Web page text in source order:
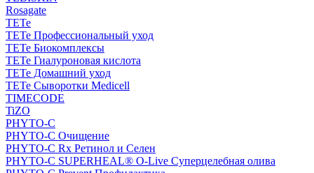
Rosagate
TETe
TETe Профессиональный уход
TETe Биокомплексы
TETe Гиалуроновая кислота
TETe Домашний уход
TETe Сыворотки Medicell
TIMECODE
TiZO
PHYTO-C
PHYTO-C Очищение
PHYTO-C Rx Ретинол и Селен
PHYTO-C SUPERHEAL® O-Live Суперцелебная олива